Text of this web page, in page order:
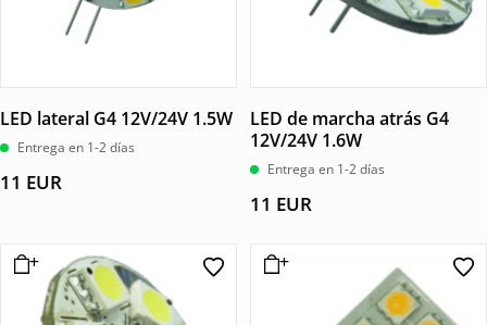
LED lateral G4 12V/24V 1.5W
Entrega en 1-2 días
11 EUR
LED de marcha atrás G4
12V/24V 1.6W
Entrega en 1-2 días
11 EUR